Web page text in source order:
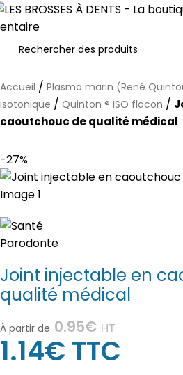
Accueil / Plasma marin (René
isotonique / Quinton ® ISO flacon /
caoutchouc de qualité médical
-27%
Joint injectable en
qualité médical
À partir de 0.95€ HT
1.14€ TTC